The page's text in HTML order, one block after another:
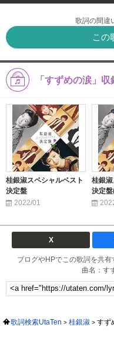
歌詞の間違
この
「すずめの涙」
桂銀淑スペシャルベスト
決定盤
2022/01
桂銀
決定
X
ブログやHPでこの歌詞を共
曲名：す
歌詞検索UtaTen 桂銀淑 すず